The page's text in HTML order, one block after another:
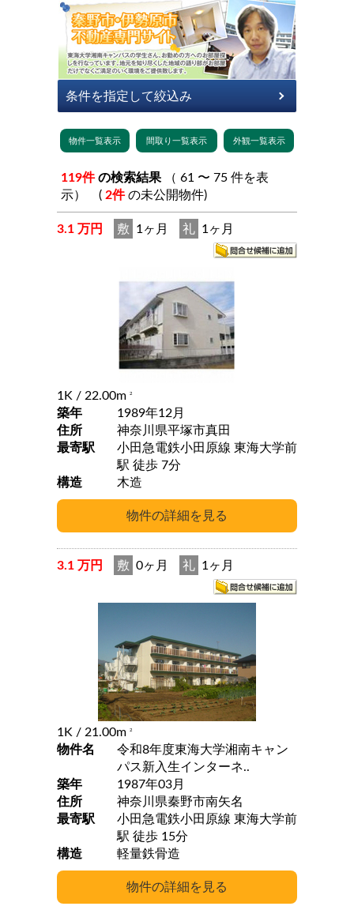
119件 の検索結果
示） ( 2件 の未公開物件)
3.1 万円 敷 1ヶ月 礼 1ヶ月
1K / 22.00m 2
築年
1989年12月
住所
神奈川県平塚市真田
最寄駅
小田急電鉄小田原線 東海大学前
駅 徒歩 7分
構造
木造
3.1 万円 敷 0ヶ月 礼 1ヶ月
1K / 21.00m 2
物件名
令和8年度東海大学湘南キャン
パス新入生インターネ..
築年
1987年03月
住所
神奈川県秦野市南矢名
最寄駅
小田急電鉄小田原線 東海大学前
駅 徒歩 15分
構造
軽量鉄骨造